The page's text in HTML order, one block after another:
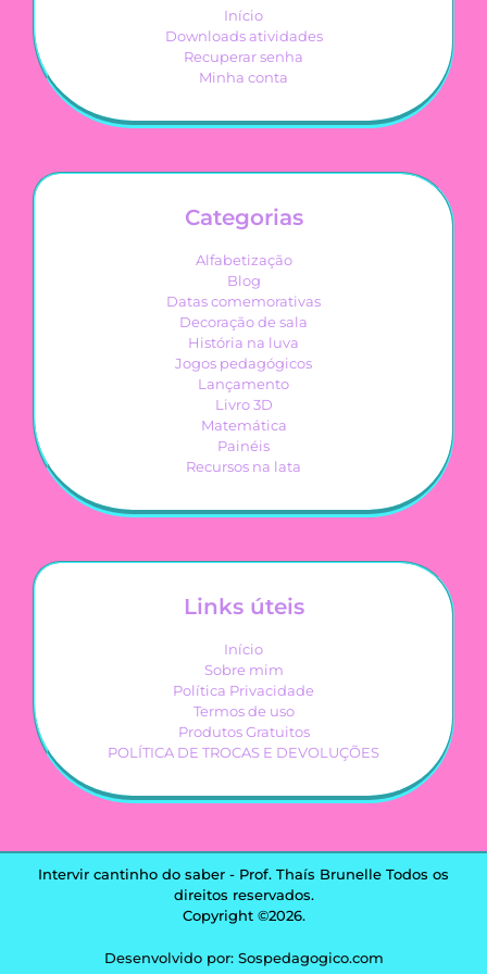
Início
Downloads atividades
Recuperar senha
Minha conta
Categorias
Alfabetização
Blog
Datas comemorativas
Decoração de sala
História na luva
Jogos pedagógicos
Lançamento
Livro 3D
Matemática
Painéis
Recursos na lata
Links úteis
Início
Sobre mim
Política Privacidade
Termos de uso
Produtos Gratuitos
POLÍTICA DE TROCAS E DEVOLUÇÕES
Intervir cantinho do saber - Prof. Thaís Brunelle Todos os
direitos reservados.
Copyright ©2026.
Desenvolvido por: Sospedagogico.com